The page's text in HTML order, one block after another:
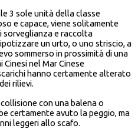
3 sole unità della classe
e capace, viene solitamente
sorveglianza e raccolta
un urto, o uno striscio, a
sommerso in prossimità di una
nel Mar Cinese
hanno certamente alterato
rilievi.
con una balena o
certamente avuto la peggio, ma
leggeri allo scafo.